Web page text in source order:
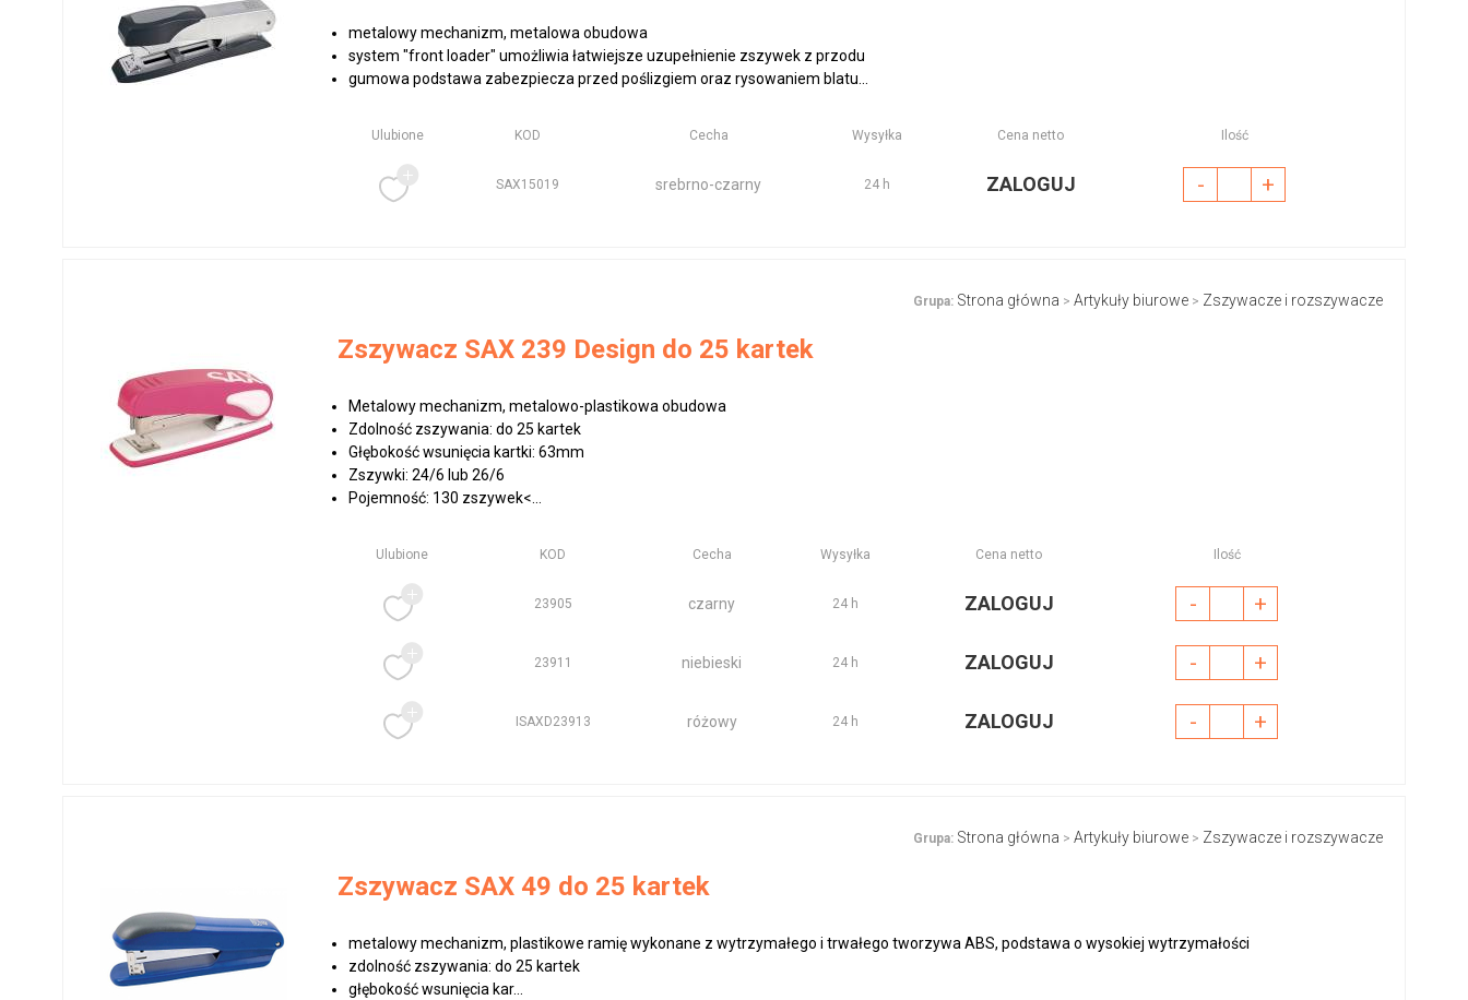
metalowy mechanizm, metalowa obudowa
system "front loader" umożliwia łatwiejsze uzupełnienie zszywek z przodu
gumowa podstawa zabezpiecza przed poślizgiem oraz rysowaniem blatu...
Ulubione KOD Cecha Wysyłka Cena netto Ilość
SAX15019 srebrno-czarny 24 h ZALOGUJ - +
Grupa: Strona główna > Artykuły biurowe > Zszywacze i rozszywacze
Zszywacz SAX 239 Design do 25 kartek
Metalowy mechanizm, metalowo-plastikowa obudowa
Zdolność zszywania: do 25 kartek
Głębokość wsunięcia kartki: 63mm
Zszywki: 24/6 lub 26/6
Pojemność: 130 zszywek<...
Ulubione KOD Cecha Wysyłka Cena netto Ilość
23905 czarny 24 h ZALOGUJ - +
23911 niebieski 24 h ZALOGUJ - +
ISAXD23913 różowy 24 h ZALOGUJ - +
Grupa: Strona główna > Artykuły biurowe > Zszywacze i rozszywacze
Zszywacz SAX 49 do 25 kartek
metalowy mechanizm, plastikowe ramię wykonane z wytrzymałego i trwałego tworzywa ABS, podstawa o wysokiej wytrzymałości
zdolność zszywania: do 25 kartek
głębokość wsunięcia kar...